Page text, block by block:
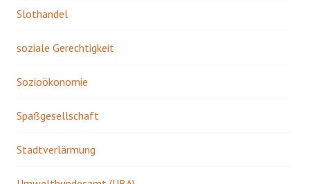
Slothandel
soziale Gerechtigkeit
Sozioökonomie
Spaßgesellschaft
Stadtverlärmung